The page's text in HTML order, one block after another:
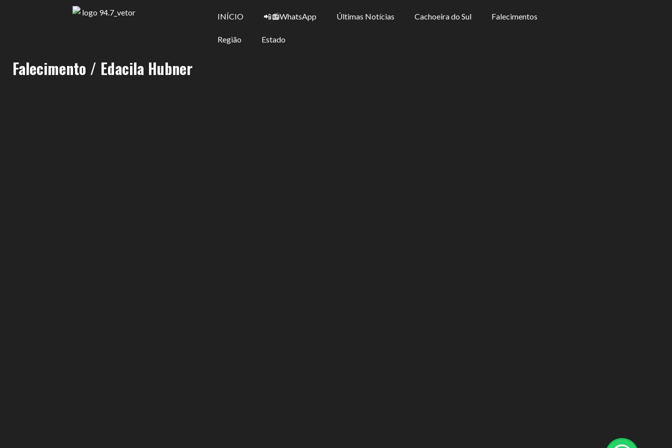
INÍCIO 📲📻WhatsApp Últimas Notícias Cachoeira do Sul Falecimentos
Região Estado
Falecimento / Edacila Hubner